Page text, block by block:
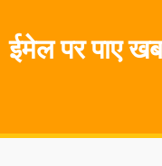
ईमेल पर पाए